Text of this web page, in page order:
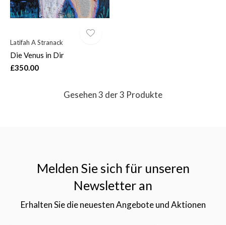
Latifah A Stranack
Die Venus in Dir
£350.00
Gesehen 3 der 3 Produkte
Melden Sie sich für unseren
Newsletter an
Erhalten Sie die neuesten Angebote und Aktionen